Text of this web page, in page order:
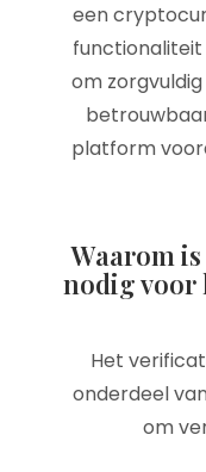
een
functionaliteit
om
platform
Waarom
nodig voor
Het
onderdeel
om